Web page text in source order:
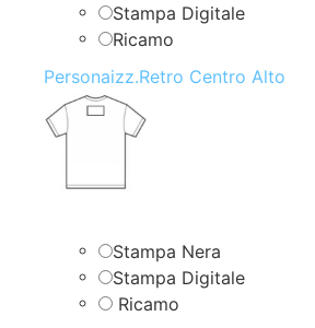
Stampa Digitale
Ricamo
Personaizz.Retro Centro Alto
Stampa Nera
Stampa Digitale
Ricamo